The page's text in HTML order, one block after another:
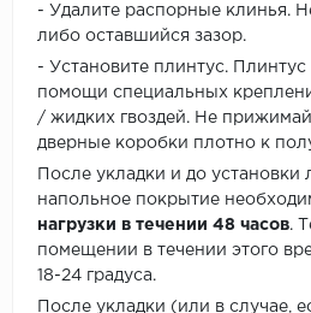
- Удалите распорные клинья.
либо оставшийся зазор.
- Установите плинтус. Плинтус
помощи специальных
/ жидких гвоздей. Не
дверные коробки плотно к
После укладки и до установки
напольное покрытие
нагрузки в течении 48 часов.
помещении в течении этого
18-24 градуса.
После укладки (или в случае,